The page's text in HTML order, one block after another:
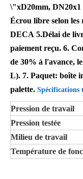
\"xD20mm, DN20x1
Écrou libre selon les
DECA 5.Délai de
paiement reçu. 6.
de 30% à l'avance,
L). 7. Paquet: boîte
palette. Spécifications
Pression de travail
Pression testée
Milieu de travail
Température de